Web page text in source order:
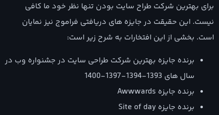
برای بهترین شرکت طراح سایت بودن تنها نظر خود ما کافی
نیست. این حقیقت در جایزه های دریافتی فراموج نیز نمایان
است. بخشی از این افتخارات به شرح زیر است:
برنده جایزه بهترین شرکت طراحی سایت در جشنواره وب در
سال های 1393-1394-1397-1400
برنده جایزه Awwwards
برنده جایزه Site of day